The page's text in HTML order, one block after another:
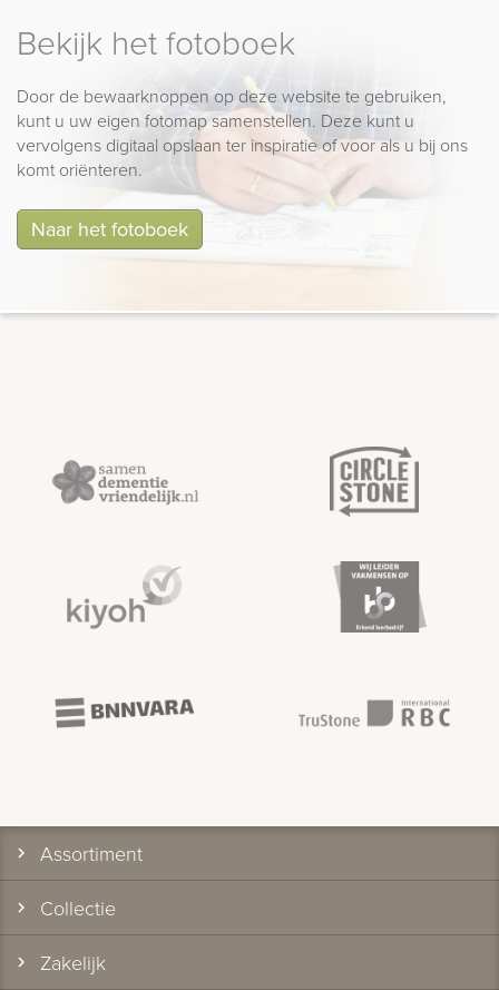
Bekijk het fotoboek
Door de bewaarknoppen op deze website te gebruiken,
kunt u uw eigen fotomap samenstellen. Deze kunt u
vervolgens digitaal opslaan ter inspiratie of voor als u bij ons
komt oriënteren.
Naar het fotoboek
Assortiment
Collectie
Zakelijk